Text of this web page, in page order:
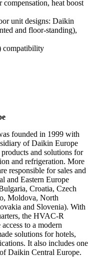
compensation, heat boost
unit designs: Daikin
and floor-standing),
compatibility
founded in 1999 with
of Daikin Europe
and solutions for
and refrigeration. More
responsible for sales and
and Eastern Europe
Croatia, Czech
Moldova, North
and Slovenia). With
the HVAC-R
to a modern
solutions for hotels,
It also includes one
Daikin Central Europe.